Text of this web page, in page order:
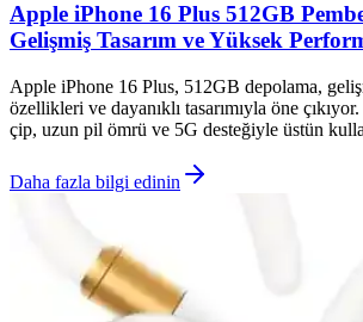
Apple iPhone 16 Plus 512GB
Gelişmiş Tasarım ve Yüksek
Apple iPhone 16 Plus, 512GB depolama,
özellikleri ve dayanıklı tasarımıyla öne
çip, uzun pil ömrü ve 5G desteğiyle üstün
Daha fazla bilgi edinin